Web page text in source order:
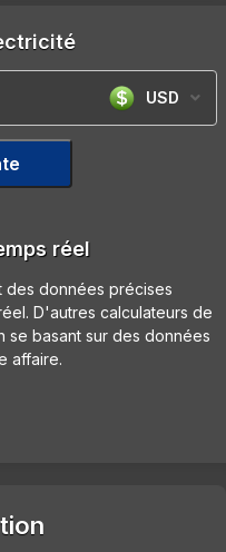
USD
réel
des données précises
D'autres calculateurs de
basant sur des données
affaire.